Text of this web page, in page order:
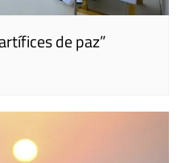
de paz”